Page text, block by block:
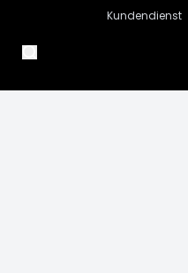
Kundendienst